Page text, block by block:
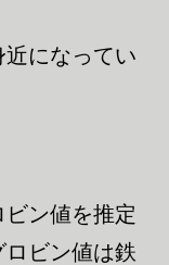
になってい
ン値を推定
ビン値は鉄